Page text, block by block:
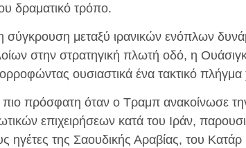
δραματικό τρόπο.
σύγκρουση μεταξύ ιρανικών ενόπλων
στην στρατηγική πλωτή οδό, η
ουσιαστικά ένα τακτικό
πρόσφατη όταν ο Τραμπ ανακοίνωσε
επιχειρήσεων κατά του Ιράν,
της Σαουδικής Αραβίας, του